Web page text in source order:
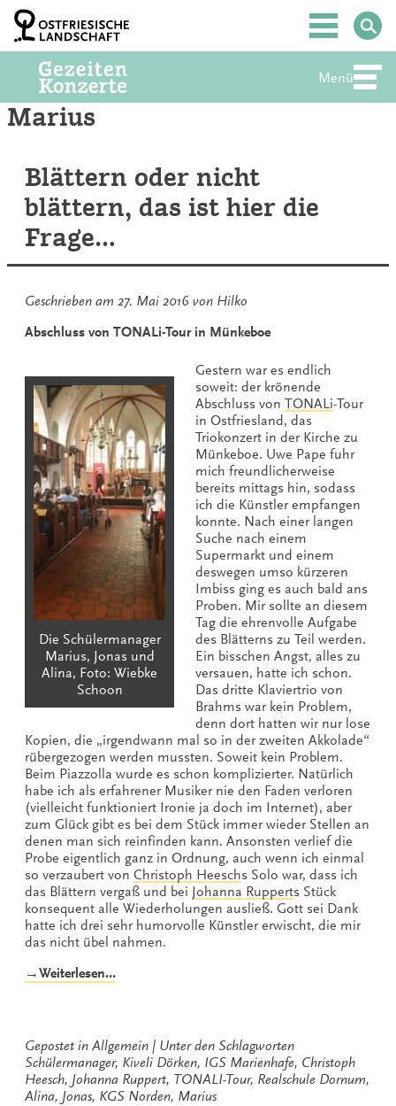
Zum
Inhalt
springen
Hauptmenü
Menü
Marius
Blättern oder nicht
blättern, das ist hier die
Frage…
Geschrieben am 27. Mai 2016 von Hilko
Abschluss von TONALi-Tour in Münkeboe
Die Schülermanager
Marius, Jonas und
Alina, Foto: Wiebke
Schoon
Gestern war es endlich
soweit: der krönende
Abschluss von TONALi-Tour
in Ostfriesland, das
Triokonzert in der Kirche zu
Münkeboe. Uwe Pape fuhr
mich freundlicherweise
bereits mittags hin, sodass
ich die Künstler empfangen
konnte. Nach einer langen
Suche nach einem
Supermarkt und einem
deswegen umso kürzeren
Imbiss ging es auch bald ans
Proben. Mir sollte an diesem
Tag die ehrenvolle Aufgabe
des Blätterns zu Teil werden.
Ein bisschen Angst, alles zu
versauen, hatte ich schon.
Das dritte Klaviertrio von
Brahms war kein Problem,
denn dort hatten wir nur lose
Kopien, die „irgendwann mal so in der zweiten Akkolade“
rübergezogen werden mussten. Soweit kein Problem.
Beim Piazzolla wurde es schon komplizierter. Natürlich
habe ich als erfahrener Musiker nie den Faden verloren
(vielleicht funktioniert Ironie ja doch im Internet), aber
zum Glück gibt es bei dem Stück immer wieder Stellen an
denen man sich reinfinden kann. Ansonsten verlief die
Probe eigentlich ganz in Ordnung, auch wenn ich einmal
so verzaubert von Christoph Heeschs Solo war, dass ich
das Blättern vergaß und bei Johanna Rupperts Stück
konsequent alle Wiederholungen ausließ. Gott sei Dank
hatte ich drei sehr humorvolle Künstler erwischt, die mir
das nicht übel nahmen.
→Weiterlesen…„Blättern
ist
hier
die
Gepostet in Allgemein
Unter den Schlagworten
Schülermanager, Kiveli Dörken, IGS Marienhafe, Christoph
Heesch, Johanna Ruppert, TONALI-Tour, Realschule Dornum,
Alina, Jonas, KGS Norden, Marius